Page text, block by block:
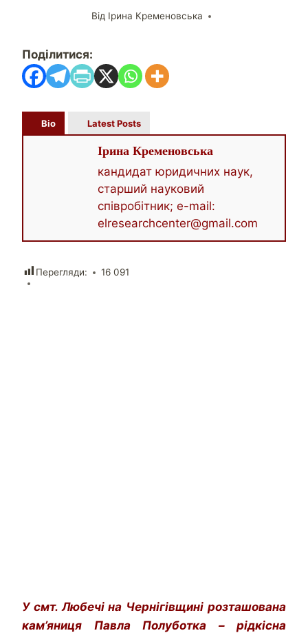
Від Ірина Кременовська
Поділитися:
Bio Latest Posts
Ірина Кременовська
кандидат юридичних наук,
старший науковий
співробітник; e-mail:
elresearchcenter@gmail.com
Перегляди: 16 091
У смт. Любечі на Чернігівщині розташована
кам’яниця Павла Полуботка – рідкісна